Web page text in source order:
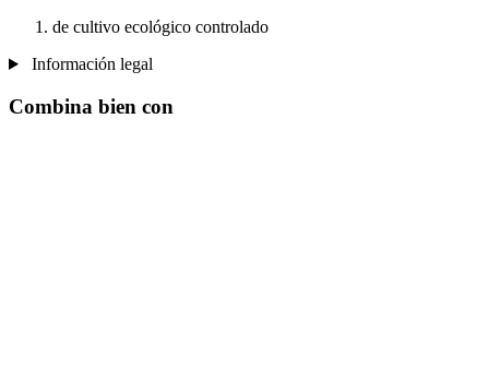
de cultivo ecológico controlado
Información legal
Combina bien con